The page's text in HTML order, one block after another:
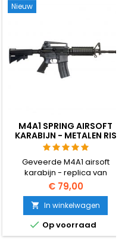
Nieuw
M4A1 SPRING AIRSOFT
KARABIJN - METALEN RIS
RAILS, VERSTELBARE KOLF,
DEMONTABEL
Geveerde M4A1 airsoft
karabijn - replica van
Koreaanse makelij met
metalen RIS rails aan alle vier
de kanten voor accessoires,
verstelbare kolf en ijzeren
vizieren, en een hop-up
systeem. Demonteerbaar
€ 79,00
 In winkelwagen
 Op voorraad